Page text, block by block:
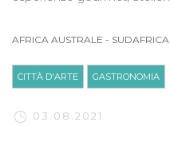
AFRICA AUSTRALE - SUDAFRICA
CITTÀ D'ARTE GASTRONOMIA
03.08.2021